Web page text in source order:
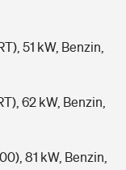
51 kW, Benzin,
62 kW, Benzin,
81 kW, Benzin,